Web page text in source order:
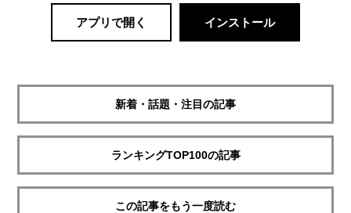
アプリで開く インストール
新着・話題・注目の記事
ランキングTOP100の記事
この記事をもう一度読む